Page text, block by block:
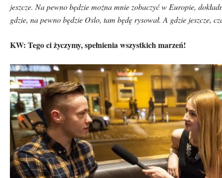
jeszcze. Na pewno będzie można mnie zobaczyć w Europie,
gdzie, na pewno będzie Oslo, tam będę rysował. A gdzie jeszcze,
KW: Tego ci życzymy, spełnienia wszystkich marzeń!